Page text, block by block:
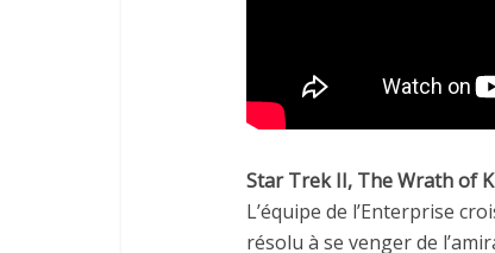
Star Trek II, The Wrath of
L’équipe de l’Enterprise
résolu à se venger de